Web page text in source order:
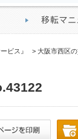
ビス』 大阪市西区